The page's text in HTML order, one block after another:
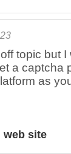
topic but
a captcha
as
web site